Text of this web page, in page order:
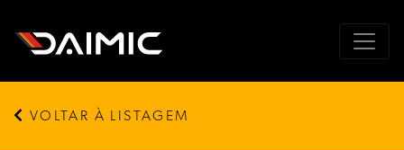
VOLTAR À LISTAGEM